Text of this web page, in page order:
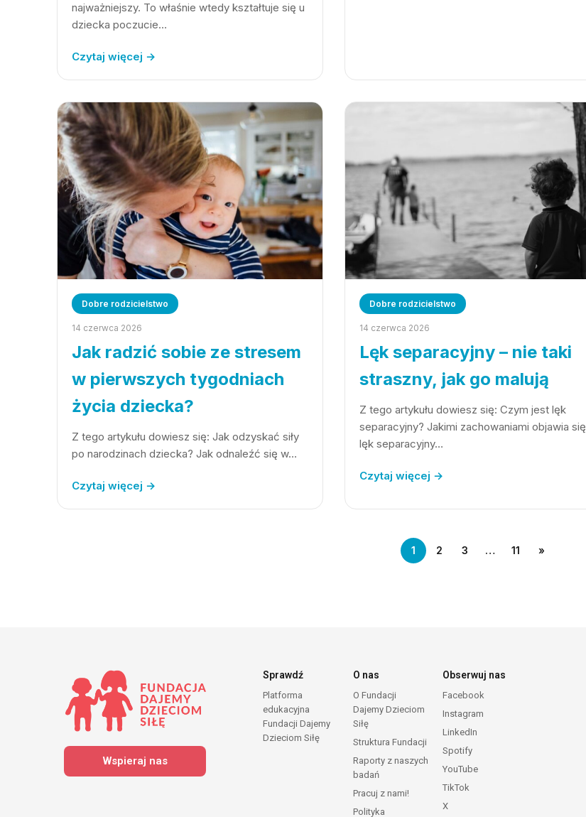
najważniejszy. To właśnie wtedy kształtuje się u
dziecka poczucie…
Czytaj więcej →
Dobre rodzicielstwo
14 czerwca 2026
Jak radzić sobie ze stresem
w pierwszych tygodniach
życia dziecka?
Z tego artykułu dowiesz się: Jak odzyskać siły
po narodzinach dziecka? Jak odnaleźć się w…
Czytaj więcej →
Dobre rodzicielstwo
14 czerwca 2026
Lęk separacyjny – nie taki
straszny, jak go malują
Z tego artykułu dowiesz się: Czym jest lęk
separacyjny? Jakimi zachowaniami objawia się
lęk separacyjny…
Czytaj więcej →
1 2 3 … 11 »
Wspieraj nas
Sprawdź
Platforma
edukacyjna
Fundacji Dajemy
Dzieciom Siłę
O nas
O Fundacji
Dajemy Dzieciom
Siłę
Struktura Fundacji
Raporty z naszych
badań
Pracuj z nami!
Polityka
Obserwuj nas
Facebook
Instagram
LinkedIn
Spotify
YouTube
TikTok
X